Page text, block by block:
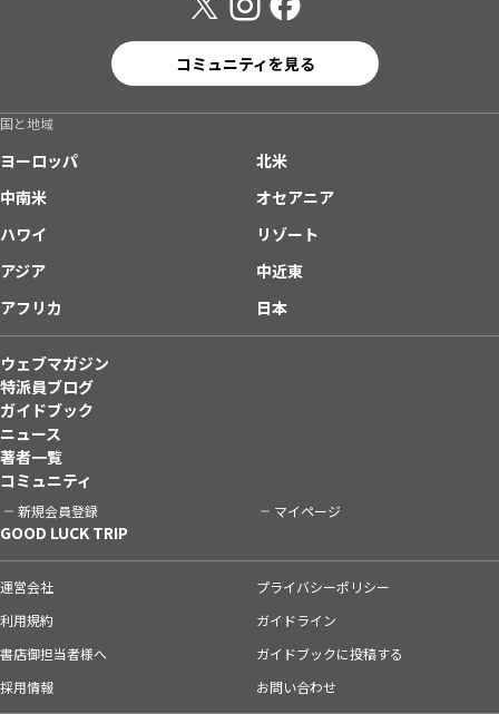
コミュニティを見る
国と地域
ヨーロッパ
北米
中南米
オセアニア
ハワイ
リゾート
アジア
中近東
アフリカ
日本
ウェブマガジン
特派員ブログ
ガイドブック
ニュース
著者一覧
コミュニティ
新規会員登録 マイページ
GOOD LUCK TRIP
運営会社
プライバシーポリシー
利用規約
ガイドライン
書店御担当者様へ
ガイドブックに投稿する
採用情報
お問い合わせ